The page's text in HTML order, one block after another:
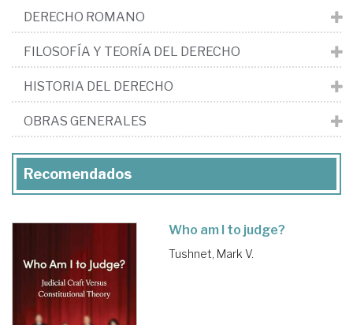
DERECHO ROMANO
FILOSOFÍA Y TEORÍA DEL DERECHO
HISTORIA DEL DERECHO
OBRAS GENERALES
Recomendados
Who am I to judge?
Tushnet, Mark V.